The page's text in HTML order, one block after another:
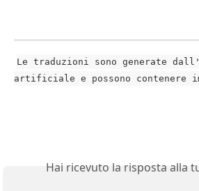
Le traduzioni sono generate
artificiale e possono contenere
Hai ricevuto la risposta alla